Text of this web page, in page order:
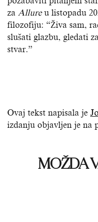
za Allureu listopadu
filozofiju: “Živa sam,
slušati glazbu, gledati
stvar.”
Ovaj tekst napisala je
izdanju objavljen je na
MOŽDA